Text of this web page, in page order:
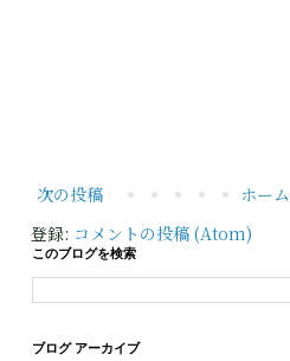
次の投稿
ホーム
登録: コメントの投稿 (Atom)
このブログを検索
ブログ アーカイブ